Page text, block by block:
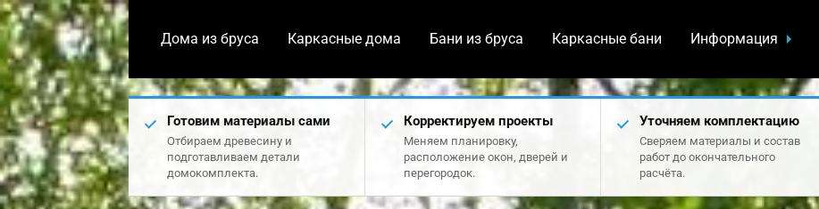
Дома из бруса Каркасные дома Бани из бруса Каркасные бани Информация
Готовим материалы сами
Отбираем древесину и
подготавливаем детали
домокомплекта.
Корректируем проекты
Меняем планировку,
расположение окон, дверей и
перегородок.
Уточняем комплектацию
Сверяем материалы и состав
работ до окончательного
расчёта.